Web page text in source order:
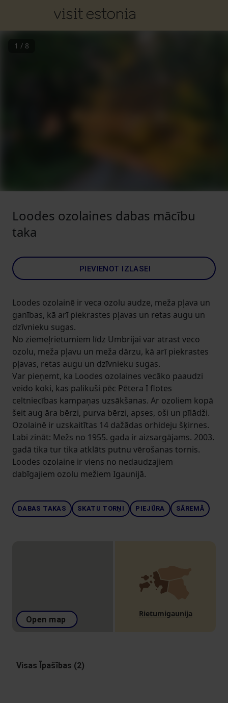
1 / 8
Loodes ozolaines dabas mācību
taka
PIEVIENOT IZLASEI
Loodes ozolainē ir veca ozolu audze, meža pļava un
ganības, kā arī piekrastes pļavas un retas augu un
dzīvnieku sugas.
No ziemeļrietumiem līdz Umbrijai var atrast veco
ozolu, meža pļavu un meža dārzu, kā arī piekrastes
pļavas, retas augu un dzīvnieku sugas.
Var pieņemt, ka Loodes ozolaines vecāko paaudzi
veido koki, kas palikuši pēc Pētera I flotes
celtniecības kampaņas uzsākšanas. Ar ozoliem kopā
šeit aug āra bērzi, purva bērzi, apses, oši un pīlādži.
Ozolainē ir uzskaitītas 14 dažādas orhideju šķirnes.
Labi zināt: Mežs no 1955. gada ir aizsargājams. 2003.
gadā tika tur tika atklāts putnu vērošanas tornis.
Loodes ozolaine ir viens no nedaudzajiem
dabīgajiem ozolu mežiem Igaunijā.
DABAS TAKAS SKATU TORŅI PIEJŪRA SĀREMĀ
Open map
Rietumigaunija
Visas Īpašības (2)